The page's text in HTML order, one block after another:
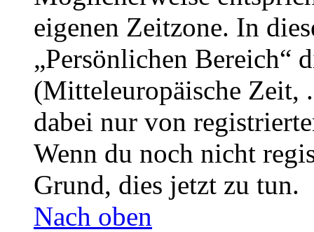
eigenen Zeitzone. In
„Persönlichen Bereich“
(Mitteleuropäische Zeit,
dabei nur von
Wenn du noch nicht
Grund, dies jetzt zu tun.
Nach oben